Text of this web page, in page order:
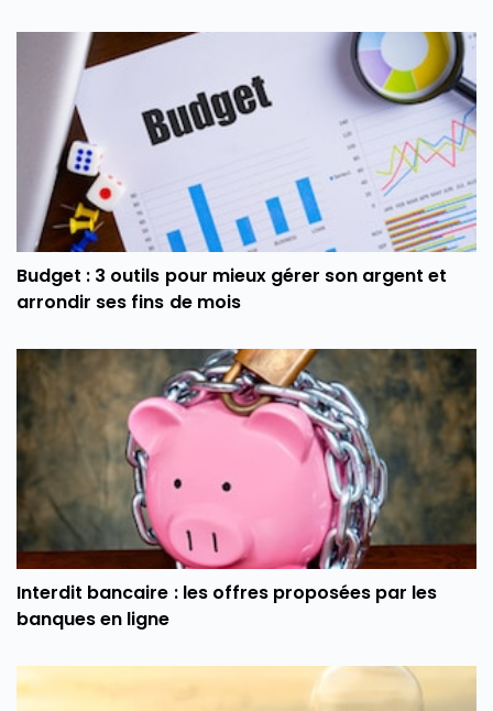
Budget : 3 outils pour mieux gérer son argent et
arrondir ses fins de mois
Interdit bancaire : les offres proposées par les
banques en ligne